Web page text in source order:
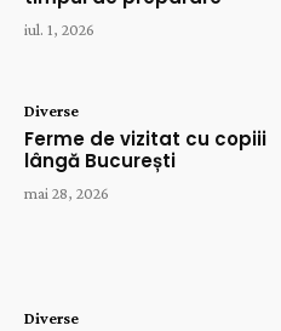
iul. 1, 2026
Diverse
Ferme de vizitat cu copiii
lângă București
mai 28, 2026
Diverse